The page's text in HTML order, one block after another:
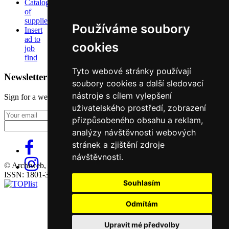
Používáme soubory
cookies
Tyto webové stránky používají
soubory cookies a další sledovací
nástroje s cílem vylepšení
uživatelského prostředí, zobrazení
přizpůsobeného obsahu a reklam,
analýzy návštěvnosti webových
stránek a zjištění zdroje
návštěvnosti.
Souhlasím
Odmítám
Upravit mé předvolby
Catalog
of
suppliers
Insert
ad to
job
find
Newsletter
Sign for a weekly newsletter:
Fill in „nospam“
© Archiweb, s.r.o. 1997-2026
ISSN: 1801-3902